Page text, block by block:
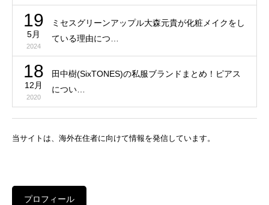
19
5月
2024
ミセスグリーンアップル大森元貴が化粧メイクをし
ている理由につ…
18
12月
2020
田中樹(SixTONES)の私服ブランドまとめ！ピアス
につい…
当サイトは、海外在住者に向けて情報を発信しています。
プロフィール